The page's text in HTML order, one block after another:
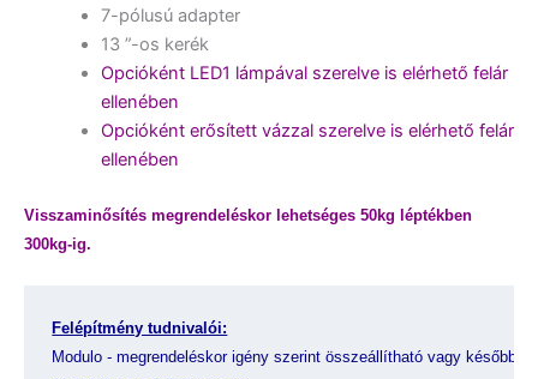
7-pólusú adapter
13 ”-os kerék
Opcióként LED1 lámpával szerelve is elérhető felár
ellenében
Opcióként erősített vázzal szerelve is elérhető felár
ellenében
Visszaminősítés megrendeléskor lehetséges 50kg léptékben
300kg-ig.
Felépítmény tudnivalói:
Modulo - megrendeléskor igény szerint összeállítható vagy később